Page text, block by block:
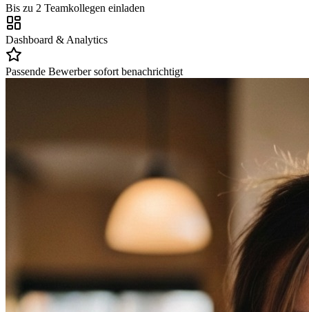
Bis zu 2 Teamkollegen einladen
Dashboard & Analytics
Passende Bewerber sofort benachrichtigt